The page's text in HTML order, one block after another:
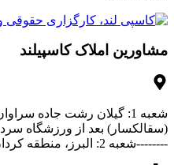
مشاورین املاک کاسپیلند
شعبه 1: گیلان رشت جاده
(سقالکسار) بعد از ورزشگاه
--------شعبه 2: البرز، منطقه کردان، سهیلیه، خ ولیعصر، سنقرآباد